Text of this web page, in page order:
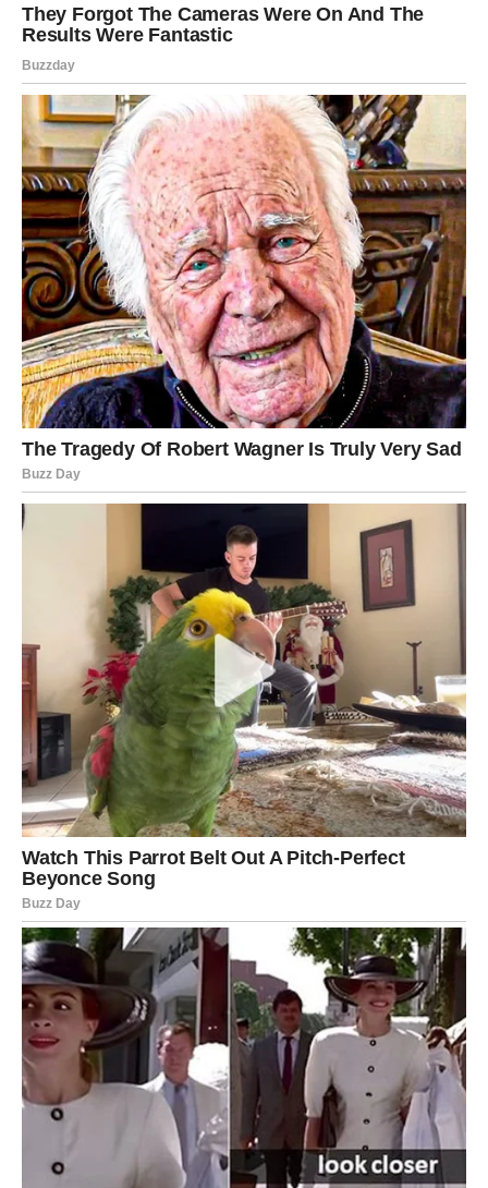
kretanje, umjerena ishrana i kvalitetan san imaju snažan
pozitivan efekat.Tijelo pamti kako se prema njemu
odnosimo, bez obzira na godine.
Fizička aktivnost je posebno važna. Ne mora to biti
naporan trening, već redovno kretanje koje poboljšava
cirkulaciju i opšte stanje organizma. Muškarci koji ostanu
aktivni često primjećuju da se osjećaju vitalnije,
samopouzdanije i zadovoljnije sobom, što se prirodno
odražava i na bliskost s partnericom.
Još jedna važna stvar o kojoj se rijetko govori jeste
komunikacija. Zrelije godine donose priliku da se o potrebama
razgovara otvorenije, bez pritiska i takmičenja.Intimnost tada
prestaje biti dokazivanje, a postaje prostor povezanosti.
Upravo to mnogi muškarci doživljavaju kao najveću prednost
kasnijih godina.
Najveća greška koju muškarci prave jeste vjerovanje u mit da
se poslije pedesete “sve gasi”. To uvjerenje samo po sebi
može stvoriti pritisak i strah, koji onda utiču na